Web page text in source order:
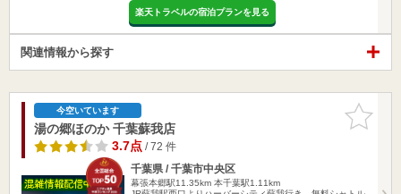
楽天トラベルの宿泊プランを見る
関連情報から探す
お気に入
りに追加
今空いています
湯の郷ほのか 千葉蘇我店
3.7点/ 72 件
千葉県 / 千葉市中央区
幕張本郷駅11.35km 本千葉駅1.11km